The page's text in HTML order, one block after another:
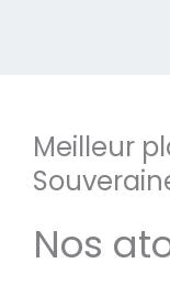
Meilleur
Nos